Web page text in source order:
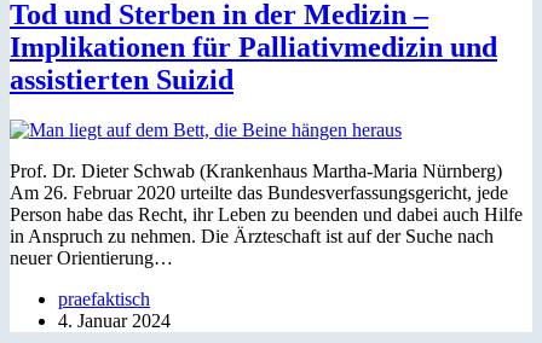
Tod und Sterben in der Medizin –
Implikationen für Palliativmedizin und
assistierten Suizid
Prof. Dr. Dieter Schwab (Krankenhaus Martha-Maria Nürnberg)
Am 26. Februar 2020 urteilte das Bundesverfassungsgericht, jede
Person habe das Recht, ihr Leben zu beenden und dabei auch Hilfe
in Anspruch zu nehmen. Die Ärzteschaft ist auf der Suche nach
neuer Orientierung…
praefaktisch
4. Januar 2024